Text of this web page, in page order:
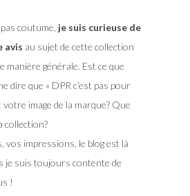
coutume, je suis curieuse de
avis au sujet de cette collection
manière générale. Est ce que
dire que « DPR c’est pas pour
votre image de la marque? Que
collection?
vos impressions, le blog est là
je suis toujours contente de
!